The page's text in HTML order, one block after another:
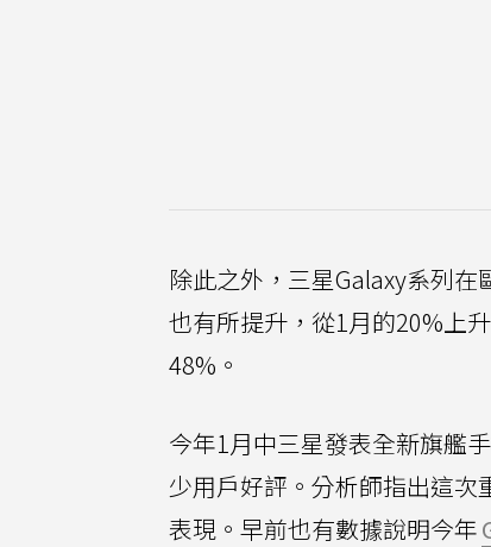
除此之外，三星Galaxy系列
也有所提升，從1月的20%上
48%。
今年1月中三星發表全新旗艦
少用戶好評。分析師指出這
表現。早前也有數據說明今年